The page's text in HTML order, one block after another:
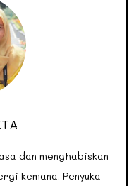
dan menghabiskan
kemana. Penyuka